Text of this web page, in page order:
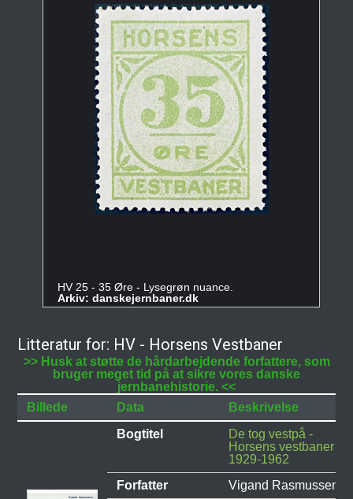
HV 25 - 35 Øre - Lysegrøn nuance.
Arkiv: danskejernbaner.dk
Litteratur for: HV - Horsens Vestbaner
>> Husk at støtte de hårdarbejdende forfattere, som
bruger meget tid på at sikre vores danske
jernbanehistorie. <<
Billede
Data
Beskrivelse
Bogtitel
De tog vestpå -
Horsens vestbaner
1929-1962
Forfatter
Vigand Rasmussen